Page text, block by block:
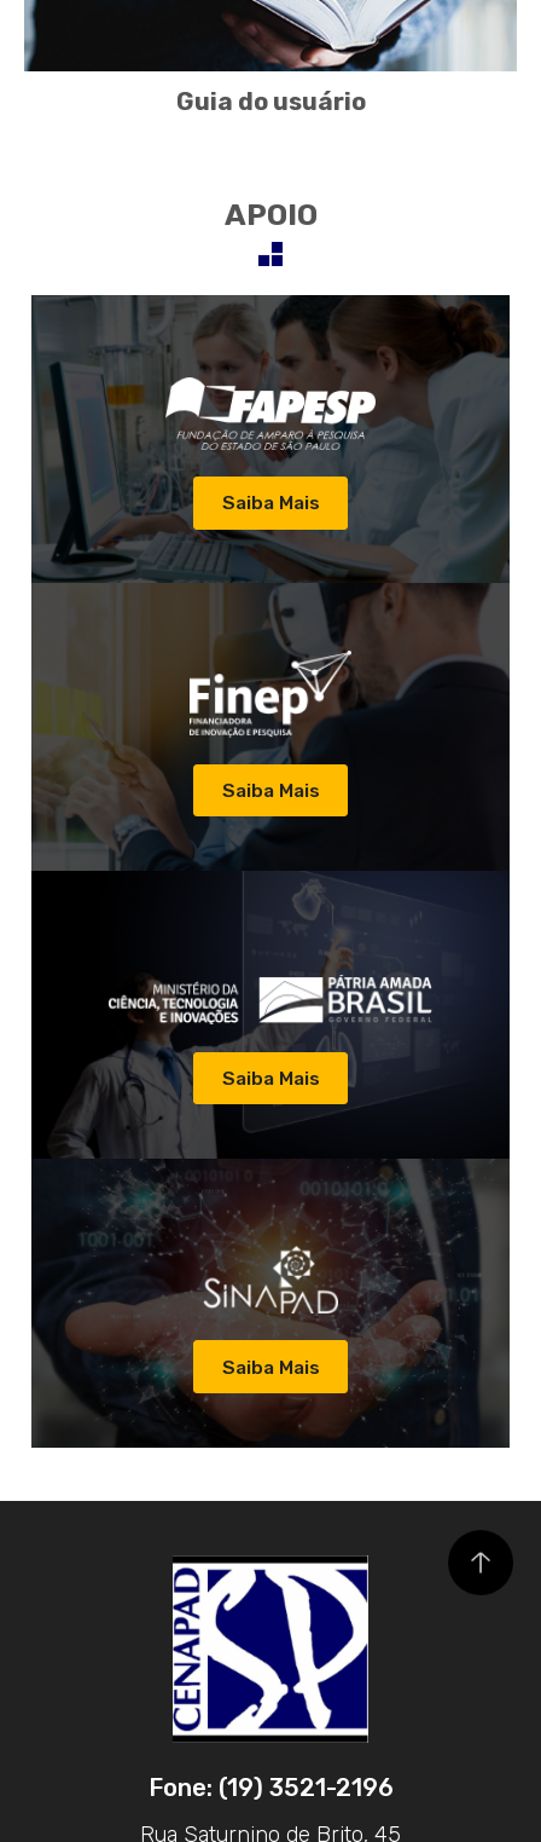
Guia do usuário
APOIO
Saiba Mais
Saiba Mais
Saiba Mais
Saiba Mais
Fone: (19) 3521-2196
Rua Saturnino de Brito, 45